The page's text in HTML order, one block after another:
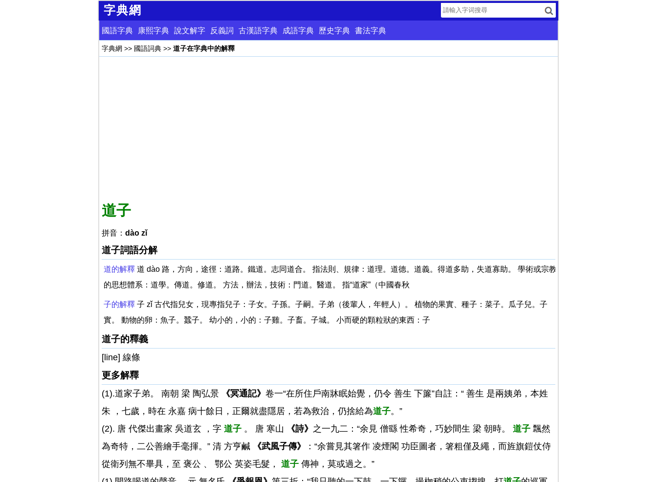
字典網
國語字典 康熙字典 說文解字 反義詞 古漢語字典 成語字典 歷史字典 書法字典
字典網 >> 國語詞典>> 道子在字典中的解釋
道子
拼音： dào zǐ
道子詞語分解
道的解釋道 dào 路，方向，途徑：道路。鐵道。志同道合。 指法則、規律：道理。道德。道義。得道多助，失道寡助。 學術或宗教
的思想體系：道學。傳道。修道。 方法，辦法，技術：門道。醫道。 指“道家”（中國春秋
子的解釋子 zǐ 古代指兒女，現專指兒子：子女。子孫。子嗣。子弟（後輩人，年輕人）。 植物的果實、種子：菜子。瓜子兒。子
實。 動物的卵：魚子。蠶子。 幼小的，小的：子雞。子畜。子城。 小而硬的顆粒狀的東西：子
道子的釋義
[line] 線條
更多解釋
(1).道家子弟。 南朝 梁 陶弘景 《冥通記》 卷一“在所住戶南牀眠始覺，仍令 善生 下簾”自註：“ 善生 是兩姨弟，本姓
朱 ，七歲，時在 永嘉 病十餘日，正爾就盡隱居，若為救治，仍捨給為道子。”
(2). 唐 代傑出畫家 吳道玄 ，字 道子。 唐 寒山 《詩》 之一九二：“余見 僧繇 性希奇，巧妙間生 梁 朝時。 道子飄然
為奇特，二公善繪手毫揮。” 清 方亨鹹
《武風子傳》
：“余嘗見其箸作 凌煙閣 功臣圖者，箸粗僅及繩，而旌旗鎧仗侍
從衛列無不畢具，至 褒公 、 鄂公 英姿毛髮， 道子傳神，莫或過之。”